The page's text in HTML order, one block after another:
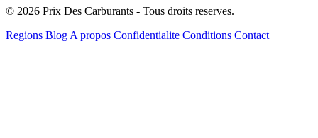
© 2026 Prix Des Carburants - Tous droits reserves.
Regions Blog A propos Confidentialite Conditions Contact